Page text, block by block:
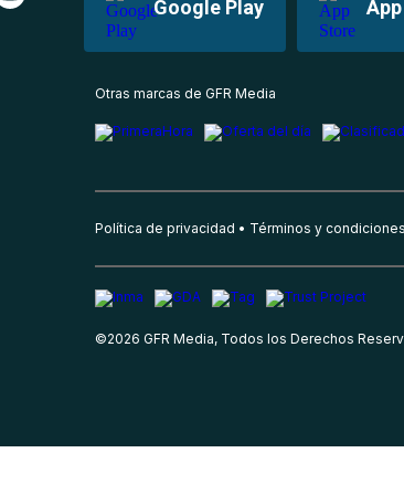
Google Play
Otras marcas de GFR Media
Política de privacidad Términos y condiciones
©2026 GFR Media, Todos los Derechos